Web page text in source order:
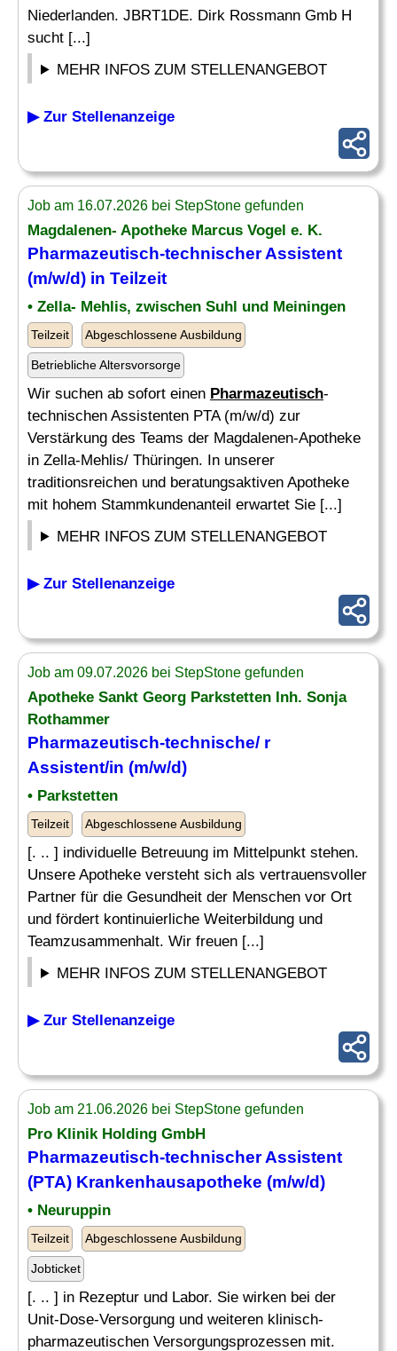
Niederlanden. JBRT1DE. Dirk Rossmann Gmb H
sucht [...]
MEHR INFOS ZUM STELLENANGEBOT
▶ Zur Stellenanzeige
Job am 16.07.2026 bei StepStone gefunden
Magdalenen- Apotheke Marcus Vogel e. K.
Pharmazeutisch-technischer Assistent
(m/w/d) in Teilzeit
• Zella- Mehlis, zwischen Suhl und Meiningen
Teilzeit Abgeschlossene Ausbildung
Betriebliche Altersvorsorge
Wir suchen ab sofort einen Pharmazeutisch-
technischen Assistenten PTA (m/w/d) zur
Verstärkung des Teams der Magdalenen-Apotheke
in Zella-Mehlis/ Thüringen. In unserer
traditionsreichen und beratungsaktiven Apotheke
mit hohem Stammkundenanteil erwartet Sie [...]
MEHR INFOS ZUM STELLENANGEBOT
▶ Zur Stellenanzeige
Job am 09.07.2026 bei StepStone gefunden
Apotheke Sankt Georg Parkstetten Inh. Sonja
Rothammer
Pharmazeutisch-technische/ r
Assistent/in (m/w/d)
• Parkstetten
Teilzeit Abgeschlossene Ausbildung
[. .. ] individuelle Betreuung im Mittelpunkt stehen.
Unsere Apotheke versteht sich als vertrauensvoller
Partner für die Gesundheit der Menschen vor Ort
und fördert kontinuierliche Weiterbildung und
Teamzusammenhalt. Wir freuen [...]
MEHR INFOS ZUM STELLENANGEBOT
▶ Zur Stellenanzeige
Job am 21.06.2026 bei StepStone gefunden
Pro Klinik Holding GmbH
Pharmazeutisch-technischer Assistent
(PTA) Krankenhausapotheke (m/w/d)
• Neuruppin
Teilzeit Abgeschlossene Ausbildung
Jobticket
[. .. ] in Rezeptur und Labor. Sie wirken bei der
Unit-Dose-Versorgung und weiteren klinisch-
pharmazeutischen Versorgungsprozessen mit.